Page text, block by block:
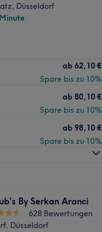
Nähe? Dann ist der
für dich gemacht. Hier
wird mit
sich die
D-Kolpingplatz.
Düsseldorf
ab 62,10 €
Spare bis zu 10%
ab 80,10 €
Spare bis zu 10%
ab 98,10 €
Spare bis zu 10%
By Serkan Aranci
628 Bewertungen
Düsseldorf